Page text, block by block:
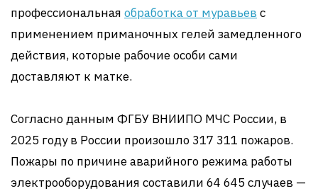
профессиональная обработка от муравьев с
применением приманочных гелей замедленного
действия, которые рабочие особи сами
доставляют к матке.
Согласно данным ФГБУ ВНИИПО МЧС России, в
2025 году в России произошло 317 311 пожаров.
Пожары по причине аварийного режима работы
электрооборудования составили 64 645 случаев —